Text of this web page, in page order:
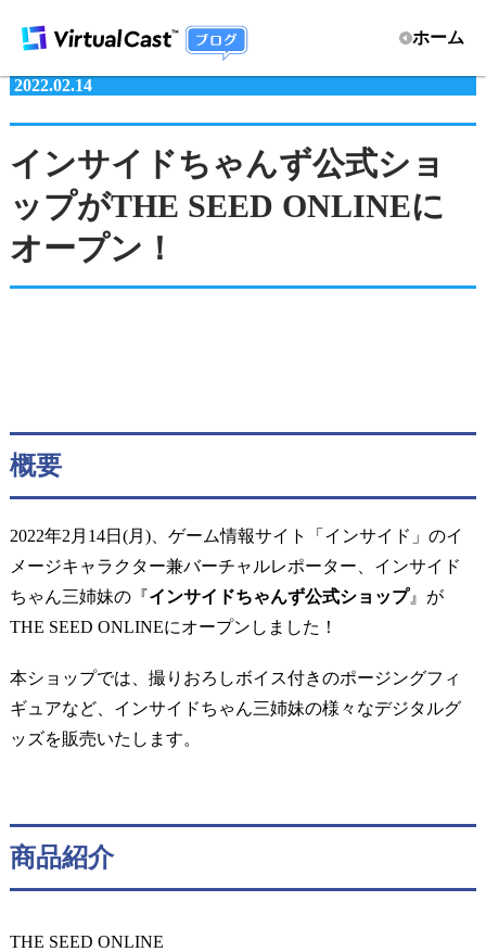
ホーム
2022.02.14
インサイドちゃんず公式ショ
ップがTHE SEED ONLINEに
オープン！
概要
2022年2月14日(月)、ゲーム情報サイト「インサイド」のイ
メージキャラクター兼バーチャルレポーター、インサイド
ちゃん三姉妹の『インサイドちゃんず公式ショップ』が
THE SEED ONLINEにオープンしました！
本ショップでは、撮りおろしボイス付きのポージングフィ
ギュアなど、インサイドちゃん三姉妹の様々なデジタルグ
ッズを販売いたします。
商品紹介
THE SEED ONLINE